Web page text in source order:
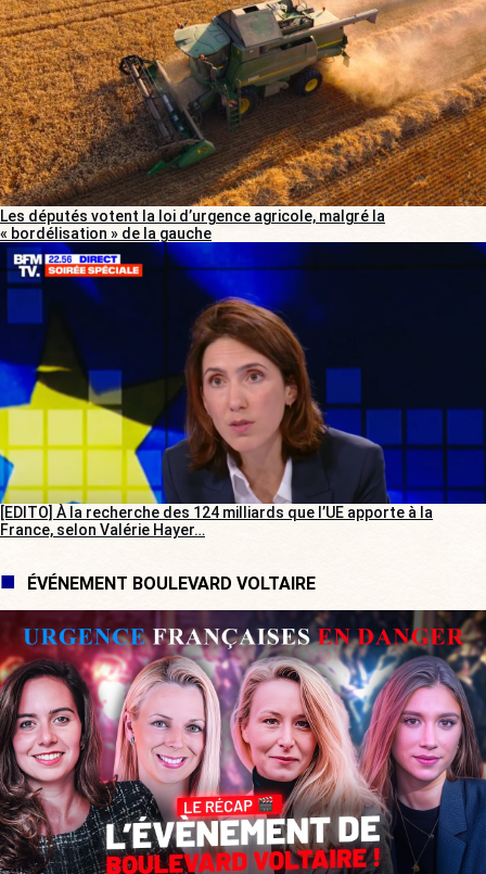
Les députés votent la loi d’urgence agricole, malgré la
« bordélisation » de la gauche
[EDITO] À la recherche des 124 milliards que l’UE apporte à la
France, selon Valérie Hayer…
ÉVÉNEMENT BOULEVARD VOLTAIRE